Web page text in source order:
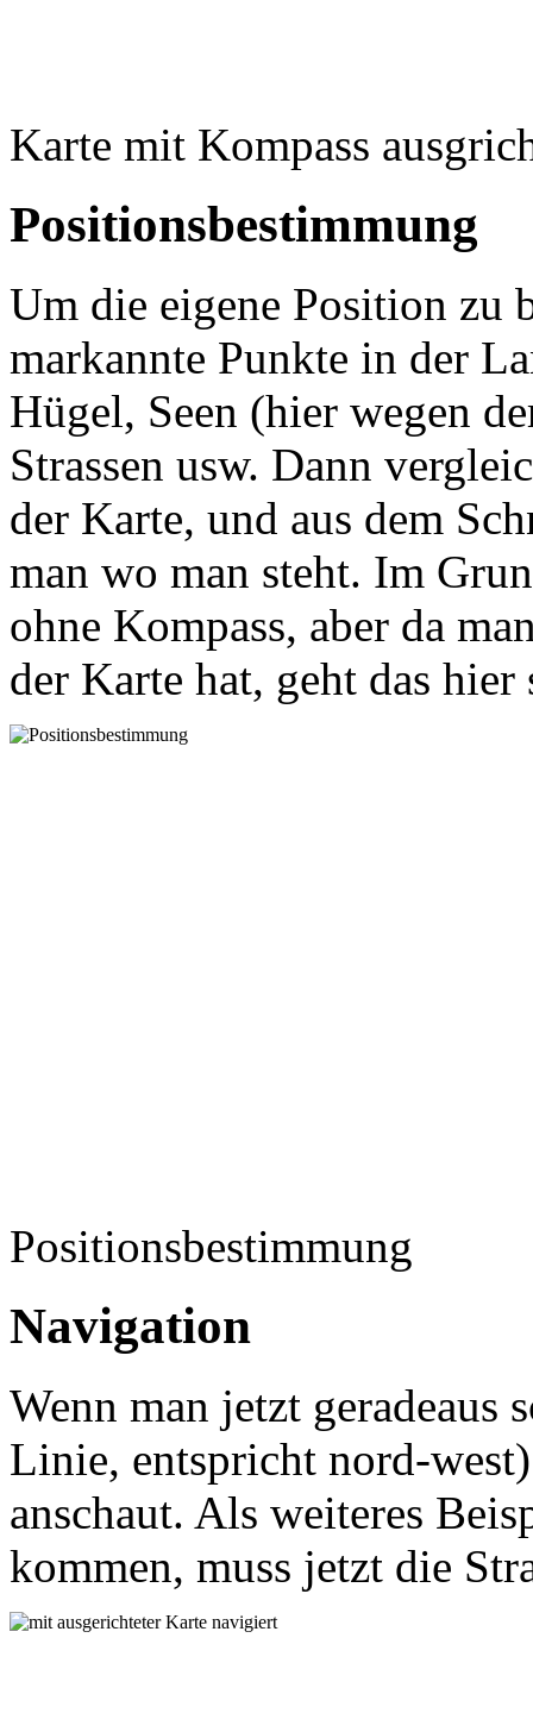
Karte mit Kompass
Positionsbestimmung
Um die eigene Position zu
markannte Punkte in der
Hügel, Seen (hier wegen
Strassen usw. Dann
der Karte, und aus dem
man wo man steht. Im
ohne Kompass, aber da
der Karte hat, geht das hier
Positionsbestimmung
Navigation
Wenn man jetzt geradeaus
Linie, entspricht nord-
anschaut. Als weiteres
kommen, muss jetzt die